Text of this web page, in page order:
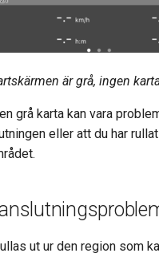
är grå, ingen
grå karta kan vara
eller att du har
ut ur den region som